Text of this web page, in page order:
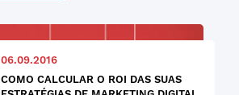
06.09.2016
COMO CALCULAR O ROI DAS SUAS